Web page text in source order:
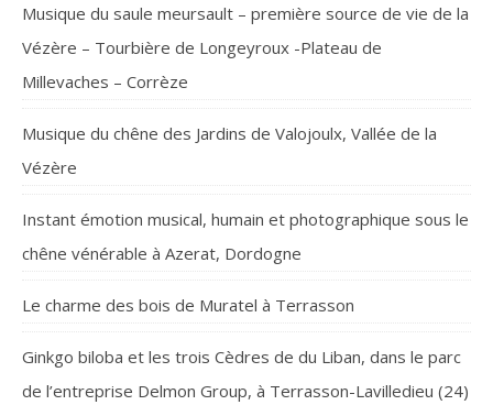
Musique du saule meursault – première source de vie de la
Vézère – Tourbière de Longeyroux -Plateau de
Millevaches – Corrèze
Musique du chêne des Jardins de Valojoulx, Vallée de la
Vézère
Instant émotion musical, humain et photographique sous le
chêne vénérable à Azerat, Dordogne
Le charme des bois de Muratel à Terrasson
Ginkgo biloba et les trois Cèdres de du Liban, dans le parc
de l’entreprise Delmon Group, à Terrasson-Lavilledieu (24)